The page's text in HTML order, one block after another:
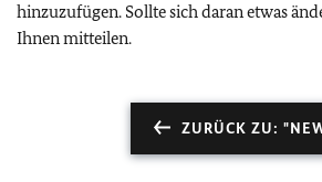
hinzuzufügen. Sollte sich daran etwas
Ihnen mitteilen.
ZURÜCK ZU: